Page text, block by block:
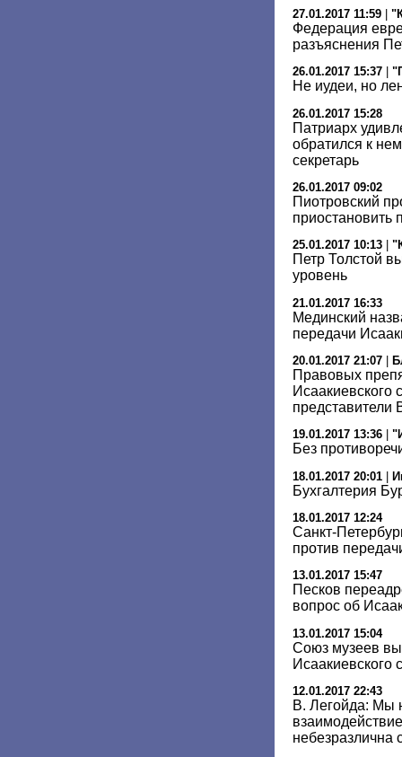
27.01.2017 11:59
Федерация
разъяснения
26.01.2017 15:37
Не иудеи, но
26.01.2017 15:28
Патриарх
обратился к
секретарь
26.01.2017 09:02
Пиотровский
25.01.2017 10:13
Петр Толстой
уровень
21.01.2017 16:33
Мединский
передачи
20.01.2017 21:07
Правовых
Исаакиевского
19.01.2017 13:36
Без
18.01.2017 20:01
Бухгалтерия
18.01.2017 12:24
Санкт-
против
13.01.2017 15:47
Песков
вопрос об
13.01.2017 15:04
Союз музеев
12.01.2017 22:43
В. Легойда: Мы
небезразлична